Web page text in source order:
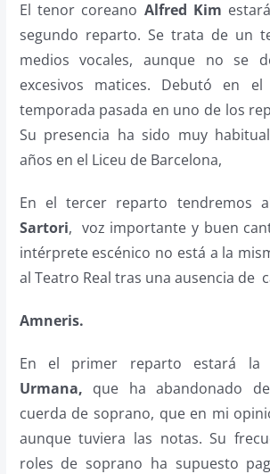
El tenor coreano Alfred Kim
segundo reparto. Se trata de un
medios vocales, aunque no se
excesivos matices. Debutó en
temporada pasada en uno de los
Su presencia ha sido muy
años en el Liceu de Barcelona,
En el tercer reparto tendremos
Sartori, voz importante y buen
intérprete escénico no está a la
al Teatro Real tras una ausencia de
Amneris.
En el primer reparto estará
Urmana, que ha abandonado
cuerda de soprano, que en mi
aunque tuviera las notas. Su
roles de soprano ha supuesto